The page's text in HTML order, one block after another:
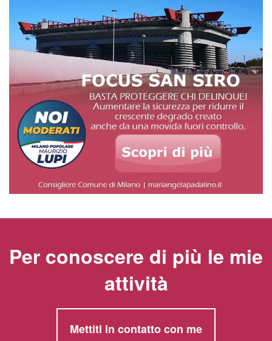
Per conoscere di più le mie
attività
Mettiti in contatto con me